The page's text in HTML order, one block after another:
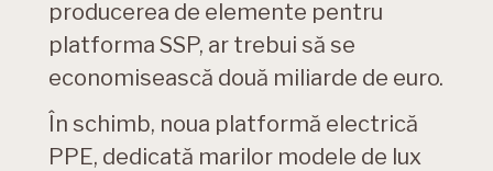
producerea de elemente pentru
platforma SSP, ar trebui să se
economisească două miliarde de euro.
În schimb, noua platformă electrică
PPE, dedicată marilor modele de lux